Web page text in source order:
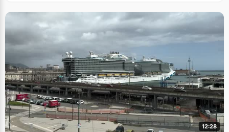
12:28